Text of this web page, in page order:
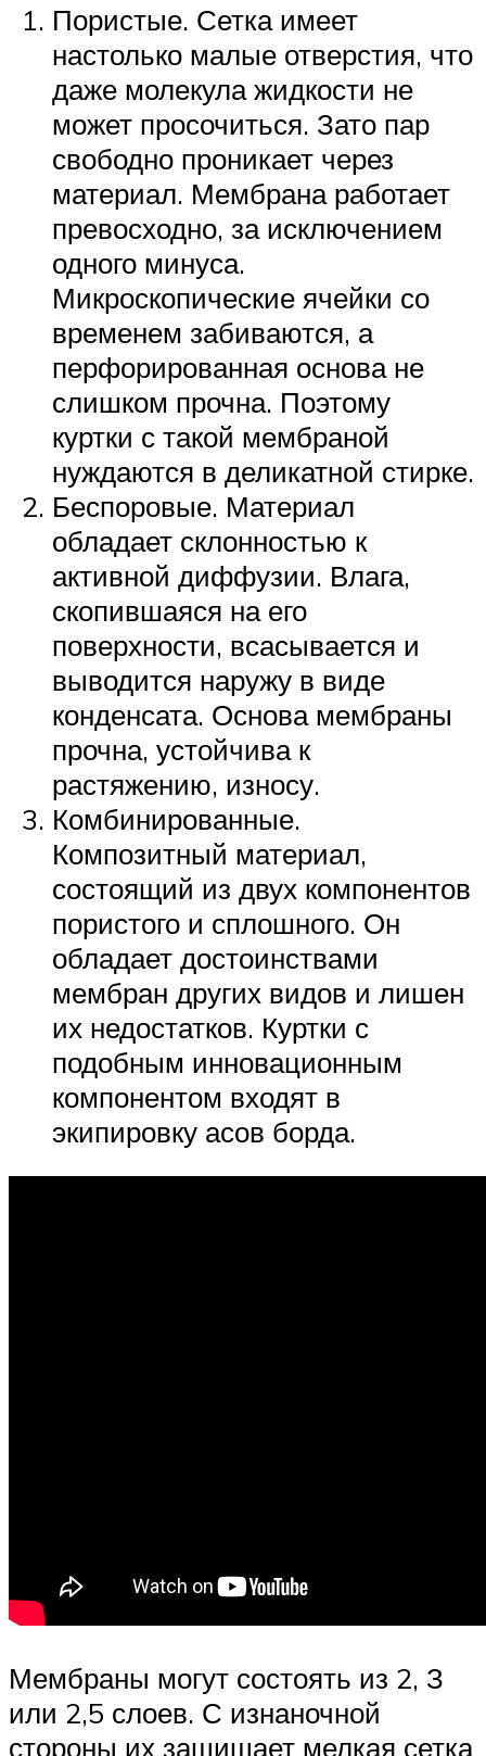
Пористые. Сетка имеет
настолько малые отверстия, что
даже молекула жидкости не
может просочиться. Зато пар
свободно проникает через
материал. Мембрана работает
превосходно, за исключением
одного минуса.
Микроскопические ячейки со
временем забиваются, а
перфорированная основа не
слишком прочна. Поэтому
куртки с такой мембраной
нуждаются в деликатной стирке.
Беспоровые. Материал
обладает склонностью к
активной диффузии. Влага,
скопившаяся на его
поверхности, всасывается и
выводится наружу в виде
конденсата. Основа мембраны
прочна, устойчива к
растяжению, износу.
Комбинированные.
Композитный материал,
состоящий из двух компонентов
пористого и сплошного. Он
обладает достоинствами
мембран других видов и лишен
их недостатков. Куртки с
подобным инновационным
компонентом входят в
экипировку асов борда.
Мембраны могут состоять из 2, З
или 2,5 слоев. С изнаночной
стороны их защищает мелкая сетка